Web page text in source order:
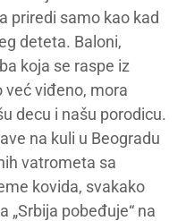
priredi samo kao kad
deteta. Baloni,
koja se raspe iz
već viđeno, mora
decu i našu porodicu.
na kuli u Beogradu
vatrometa sa
kovida, svakako
„Srbija pobeđuje“ na